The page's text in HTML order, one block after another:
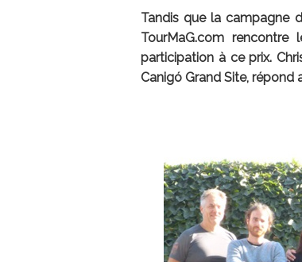
Tandis que la campagne
TourMaG.com
participation à ce prix.
Canigó Grand Site, répond